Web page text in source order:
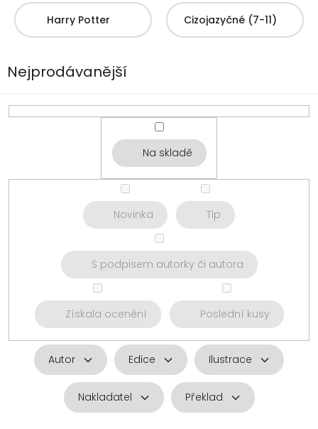
Harry Potter Cizojazyčné (7-11)
Nejprodávanější
Na skladě
Novinka Tip
S podpisem autorky či autora
Získala ocenění Poslední kusy
Autor Edice Ilustrace
Nakladatel Překlad